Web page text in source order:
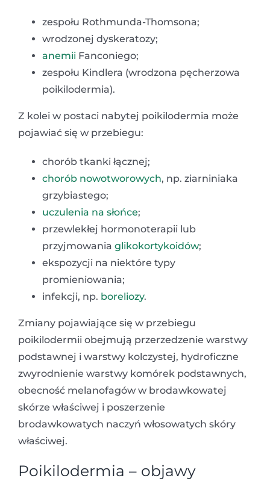
zespołu Rothmunda-Thomsona;
wrodzonej dyskeratozy;
anemii Fanconiego;
zespołu Kindlera (wrodzona pęcherzowa
poikilodermia).
Z kolei w postaci nabytej poikilodermia może
pojawiać się w przebiegu:
chorób tkanki łącznej;
chorób nowotworowych, np. ziarniniaka
grzybiastego;
uczulenia na słońce;
przewlekłej hormonoterapii lub
przyjmowania glikokortykoidów;
ekspozycji na niektóre typy
promieniowania;
infekcji, np. boreliozy.
Zmiany pojawiające się w przebiegu
poikilodermii obejmują przerzedzenie warstwy
podstawnej i warstwy kolczystej, hydroficzne
zwyrodnienie warstwy komórek podstawnych,
obecność melanofagów w brodawkowatej
skórze właściwej i poszerzenie
brodawkowatych naczyń włosowatych skóry
właściwej.
Poikilodermia – objawy